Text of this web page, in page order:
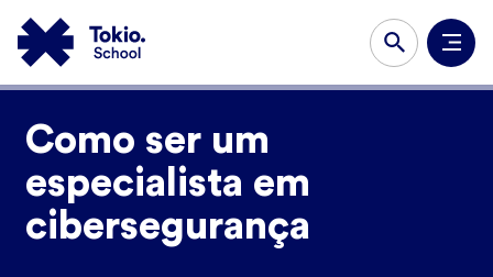
Como ser um
especialista em
cibersegurança